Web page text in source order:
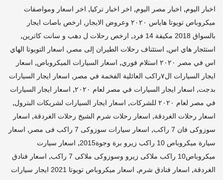
اخبار اليوم, اخبار مصر اليوم, اخر اخبار تركيا, اخر اسعار ومواصفات
ميكروباص تويوتا هاياس ٢٠٢٠ وعروض الايجار
, ارخص باصات ايجار
بالسواق 2018 مكيفة 14 فرد
, ارخص رحلات ل دهب و سانت كاترين,
استئجار هاي اس, استئناف رحلات الطيران إلى مصر , اسعار التويوتا الهاي
اس في مصر ٢٠٢٠ استلام فوري
, اسعار السيارات الميكروباص, اسعار
ايجار السيارات ال٧راكب العائلية الفخمة في مصر
, اسعار ايجار السيارات
بدجت, اسعار ايجار السيارات في مصر لعام ٢٠٢٠ , اسعار ايجار السيارات
في مصر لعام ٢٠٢٠ للشركات
, اسعار ايجار السيارات لشريكات البترول,
اسعار رحلات الغردقة, اسعار رحلات شرم الشيخ رحلات الغردقة, اسعار
سوزوكى فان 7 راكب
, اسعار سيارات سوزوكى 7 راكب فى مصر , اسعار
سيارة ميكروباص 10 راكب زيرو برة وجوة2015
, اسعار سيارت
ميكروباص10 راكب ملاكى زيرو وسوزوكى ملاكى 7 راكب
, اسعار فنادق
الغردقة, اسعار فنادق شرم,
اسعار ميكروباص تويوتا 2021 ايجار سيارات